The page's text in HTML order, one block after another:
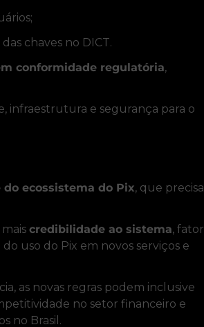
chaves no DICT.
conformidade regulatória,
infraestrutura e segurança para o
ecossistema do Pix, que precisa
credibilidade ao sistema, fator
uso do Pix em novos serviços e
as novas regras podem inclusive
no setor financeiro e
no Brasil.